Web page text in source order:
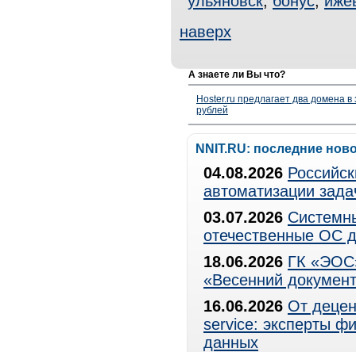
наверх
А знаете ли Вы что?
Hoster.ru предлагает два домена
рублей
NNIT.RU: последние
04.08.2026
автоматизации
03.07.2026
отечественные ОС
18.06.2026 ГК
«Весенний
16.06.2026 От
service: эксперты
данных